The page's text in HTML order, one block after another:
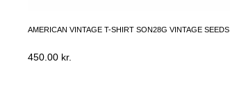
AMERICAN VINTAGE T-SHIRT SON28G VINTAGE SEEDS
450.00 kr.